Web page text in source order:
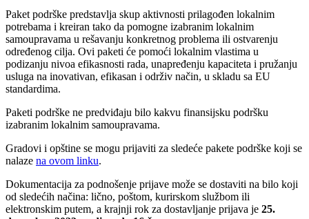
Paket podrške predstavlja skup aktivnosti prilagođen lokalnim
potrebama i kreiran tako da pomogne izabranim lokalnim
samoupravama u rešavanju konkretnog problema ili ostvarenju
određenog cilja. Ovi paketi će pomoći lokalnim vlastima u
podizanju nivoa efikasnosti rada, unapređenju kapaciteta i pružanju
usluga na inovativan, efikasan i održiv način, u skladu sa EU
standardima.
Paketi podrške ne predviđaju bilo kakvu finansijsku podršku
izabranim lokalnim samoupravama.
Gradovi i opštine se mogu prijaviti za sledeće pakete podrške koji se
nalaze na ovom linku.
Dokumentacija za podnošenje prijave može se dostaviti na bilo koji
od sledećih načina: lično, poštom, kurirskom službom ili
elektronskim putem, a krajnji rok za dostavljanje prijava je 25.